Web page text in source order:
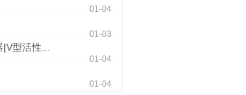
01-04
01-03
型活性...
01-04
01-04